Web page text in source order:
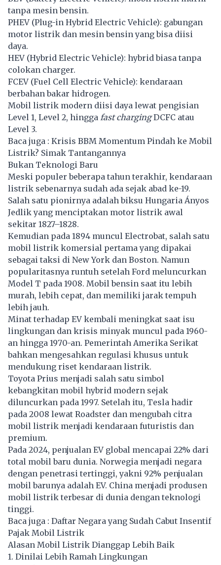
tanpa mesin bensin.
PHEV (Plug-in Hybrid Electric Vehicle): gabungan
motor listrik dan mesin bensin yang bisa diisi
daya.
HEV (Hybrid Electric Vehicle): hybrid biasa tanpa
colokan charger.
FCEV (Fuel Cell Electric Vehicle): kendaraan
berbahan bakar hidrogen.
Mobil listrik modern diisi daya lewat pengisian
Level 1, Level 2, hingga fast chargingDCFC atau
Level 3.
Baca juga : Krisis BBM Momentum Pindah ke Mobil
Listrik? Simak Tantangannya
Bukan Teknologi Baru
Meski populer beberapa tahun terakhir, kendaraan
listrik sebenarnya sudah ada sejak abad ke-19.
Salah satu pionirnya adalah biksu Hungaria Ányos
Jedlik yang menciptakan motor listrik awal
sekitar 1827–1828.
Kemudian pada 1894 muncul Electrobat, salah satu
mobil listrik komersial pertama yang dipakai
sebagai taksi di New York dan Boston. Namun
popularitasnya runtuh setelah Ford meluncurkan
Model T pada 1908. Mobil bensin saat itu lebih
murah, lebih cepat, dan memiliki jarak tempuh
lebih jauh.
Minat terhadap EV kembali meningkat saat isu
lingkungan dan krisis minyak muncul pada 1960-
an hingga 1970-an. Pemerintah Amerika Serikat
bahkan mengesahkan regulasi khusus untuk
mendukung riset kendaraan listrik.
Toyota Prius menjadi salah satu simbol
kebangkitan mobil hybrid modern sejak
diluncurkan pada 1997. Setelah itu, Tesla hadir
pada 2008 lewat Roadster dan mengubah citra
mobil listrik menjadi kendaraan futuristis dan
premium.
Pada 2024, penjualan EV global mencapai 22% dari
total mobil baru dunia. Norwegia menjadi negara
dengan penetrasi tertinggi, yakni 92% penjualan
mobil barunya adalah EV. China menjadi produsen
mobil listrik terbesar di dunia dengan teknologi
tinggi.
Baca juga : Daftar Negara yang Sudah Cabut Insentif
Pajak Mobil Listrik
Alasan Mobil Listrik Dianggap Lebih Baik
1. Dinilai Lebih Ramah Lingkungan